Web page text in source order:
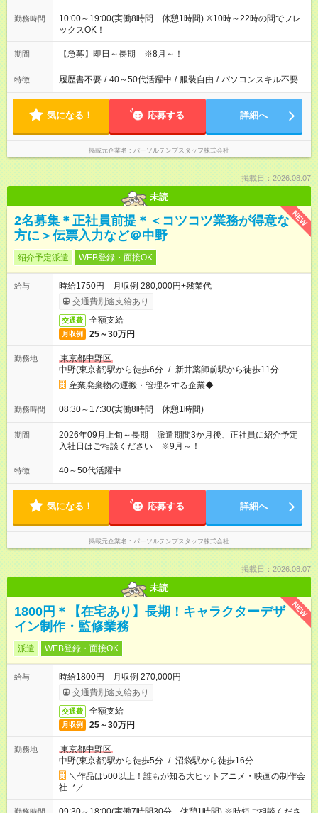
勤務時間
10:00～19:00(実働8時間 休憩1時間) ※10時～22時の間でフレ
ックスOK！
期間 【急募】即日～長期 ※8月～！
特徴 履歴書不要 / 40～50代活躍中 / 服装自由 / パソコンスキル不要
気になる！ 応募する 詳細へ
掲載元企業名 パーソルテンプスタッフ株式会社
掲載日：2026.08.07
未読
NEW
2名募集＊正社員前提＊＜コツコツ業務が得意な
方に＞伝票入力など＠中野
紹介予定派遣 WEB登録・面接OK
給与
時給1750円 月収例 280,000円+残業代
交通費別途支給あり
交通費 全額支給
月収例 25～30万円
勤務地
東京都中野区
中野(東京都)駅から徒歩6分 / 新井薬師前駅から徒歩11分
産業廃棄物の運搬・管理をする企業◆
勤務時間 08:30～17:30(実働8時間 休憩1時間)
期間
2026年09月上旬～長期 派遣期間3か月後、正社員に紹介予定
入社日はご相談ください ※9月～！
特徴 40～50代活躍中
気になる！ 応募する 詳細へ
掲載元企業名 パーソルテンプスタッフ株式会社
掲載日：2026.08.07
未読
NEW
1800円＊【在宅あり】長期！キャラクターデザ
イン制作・監修業務
派遣 WEB登録・面接OK
給与
時給1800円 月収例 270,000円
交通費別途支給あり
交通費 全額支給
月収例 25～30万円
勤務地
東京都中野区
中野(東京都)駅から徒歩5分 / 沼袋駅から徒歩16分
＼作品は500以上！誰もが知る大ヒットアニメ・映画の制作会
社+*／